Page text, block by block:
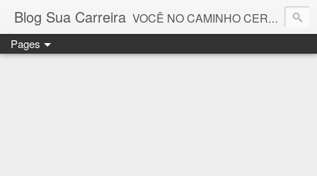
Blog Sua Carreira VOCÊ NO CAMINHO CERTO! 🤓💻🚀
Pages